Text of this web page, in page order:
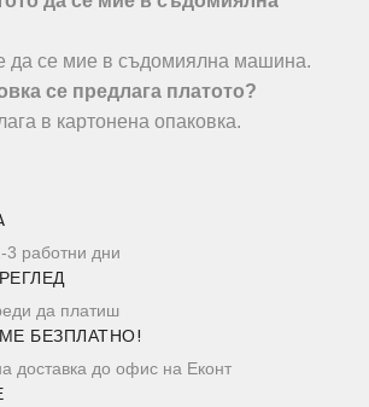
да се мие в съдомиялна машина.
се предлага платото?
в картонена опаковка.
3 работни дни
да платиш
БЕЗПЛАТНО!
доставка до офис на Еконт